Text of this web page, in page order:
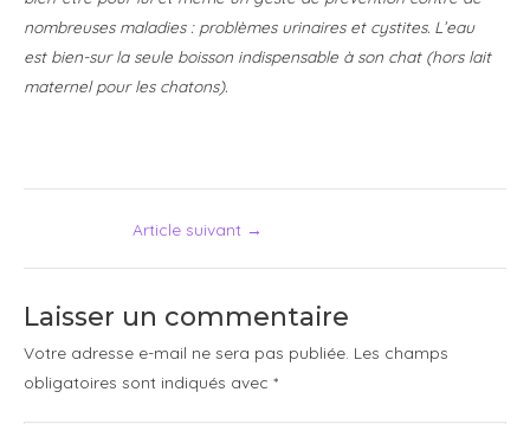
nombreuses maladies : problèmes urinaires et cystites. L’eau
est bien-sur la seule boisson indispensable à son chat (hors lait
maternel pour les chatons).
Article suivant →
Laisser un commentaire
Votre adresse e-mail ne sera pas publiée. Les champs
obligatoires sont indiqués avec *